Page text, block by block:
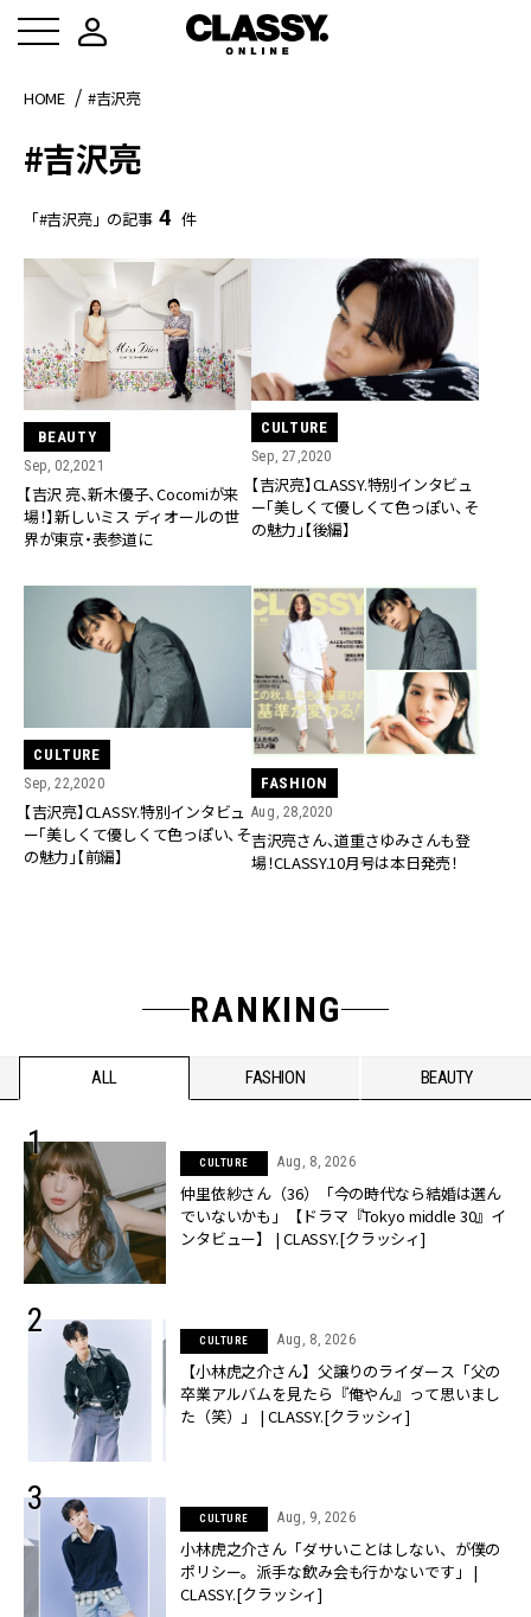
HOME #吉沢亮
#吉沢亮
「#吉沢亮」の記事 4 件
BEAUTY
Sep, 02,2021
【吉沢 亮、新木優子、Cocomiが来
場！】新しいミス ディオールの世
界が東京・表参道に
CULTURE
Sep, 27,2020
【吉沢亮】CLASSY.特別インタビュ
ー「美しくて優しくて色っぽい、そ
の魅力」【後編】
CULTURE
Sep, 22,2020
【吉沢亮】CLASSY.特別インタビュ
ー「美しくて優しくて色っぽい、そ
の魅力」【前編】
FASHION
Aug, 28,2020
吉沢亮さん、道重さゆみさんも登
場！CLASSY.10月号は本日発売！
RANKING
ALL FASHION BEAUTY
CULTURE Aug, 8, 2026
仲里依紗さん（36）「今の時代なら結婚は選ん
でいないかも」【ドラマ『Tokyo middle 30』イ
ンタビュー】 | CLASSY.[クラッシィ]
CULTURE Aug, 8, 2026
【小林虎之介さん】父譲りのライダース「父の
卒業アルバムを見たら『俺やん』って思いまし
た（笑）」 | CLASSY.[クラッシィ]
CULTURE Aug, 9, 2026
小林虎之介さん「ダサいことはしない、が僕の
ポリシー。派手な飲み会も行かないです」 |
CLASSY.[クラッシィ]